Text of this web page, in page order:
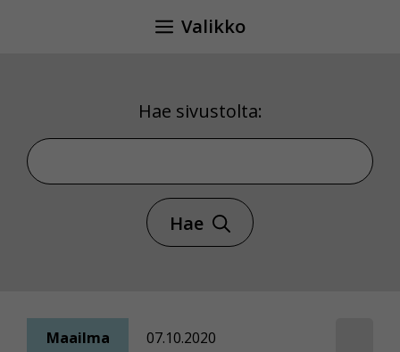
Valikko
Hae sivustolta:
Hae sivustolta
Hae
Maailma 07.10.2020